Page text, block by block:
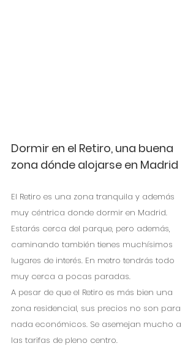
Dormir en el Retiro, una buena
zona dónde alojarse en Madrid
El Retiro es una zona tranquila y además
muy céntrica donde dormir en Madrid.
Estarás cerca del parque, pero además,
caminando también tienes muchísimos
lugares de interés. En metro tendrás todo
muy cerca a pocas paradas.
A pesar de que el Retiro es más bien una
zona residencial, sus precios no son para
nada económicos. Se asemejan mucho a
las tarifas de pleno centro.